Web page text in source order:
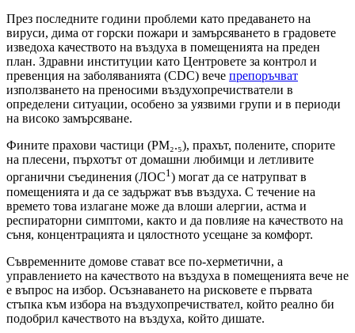
През последните години проблеми като предаването на
вируси, дима от горски пожари и замърсяването в градовете
изведоха качеството на въздуха в помещенията на преден
план. Здравни институции като Центровете за контрол и
превенция на заболяванията (CDC) вече препоръчват
използването на преносими въздухопречистватели в
определени ситуации, особено за уязвими групи и в периоди
на високо замърсяване.
Фините прахови частици (PM₂.₅), прахът, полените, спорите
на плесени, пърхотът от домашни любимци и летливите
органични съединения (ЛOC1) могат да се натрупват в
помещенията и да се задържат във въздуха. С течение на
времето това излагане може да влоши алергии, астма и
респираторни симптоми, както и да повлияе на качеството на
съня, концентрацията и цялостното усещане за комфорт.
Съвременните домове стават все по-херметични, а
управлението на качеството на въздуха в помещенията вече не
е въпрос на избор. Осъзнаването на рисковете е първата
стъпка към избора на въздухопречиствател, който реално би
подобрил качеството на въздуха, който дишате.